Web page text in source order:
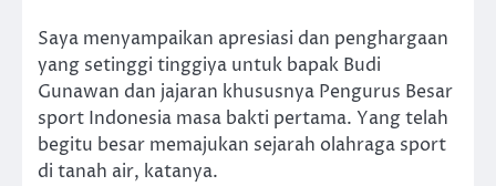
Saya menyampaikan apresiasi dan penghargaan
yang setinggi tinggiya untuk bapak Budi
Gunawan dan jajaran khususnya Pengurus Besar
sport Indonesia masa bakti pertama. Yang telah
begitu besar memajukan sejarah olahraga sport
di tanah air, katanya.